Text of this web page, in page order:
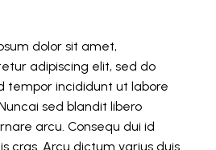
dolor sit amet,
adipiscing elit, sed do
tempor incididunt ut labore
sed blandit libero
arcu. Consequ dui id
cras. Arcu dictum varius duis